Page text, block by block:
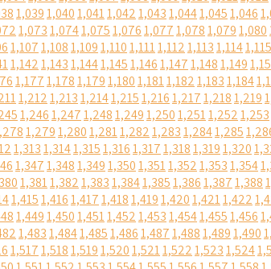
1,0391,0401,0411,0421,0431,0441,0451,046
1,0731,0741,0751,0761,0771,0781,0791,080
1,1071,1081,1091,1101,1111,1121,1131,1141,115
1,1421,1431,1441,1451,1461,1471,1481,149
1,1771,1781,1791,1801,1811,1821,1831,184
1,2121,2131,2141,2151,2161,2171,2181,219
1,2461,2471,2481,2491,2501,2511,2521,253
1,2791,2801,2811,2821,2831,2841,285
1,3131,3141,3151,3161,3171,3181,3191,320
1,3471,3481,3491,3501,3511,3521,3531,354
1,3811,3821,3831,3841,3851,3861,3871,388
1,4151,4161,4171,4181,4191,4201,4211,422
1,4491,4501,4511,4521,4531,4541,4551,456
1,4831,4841,4851,4861,4871,4881,4891,490
1,5171,5181,5191,5201,5211,5221,5231,524